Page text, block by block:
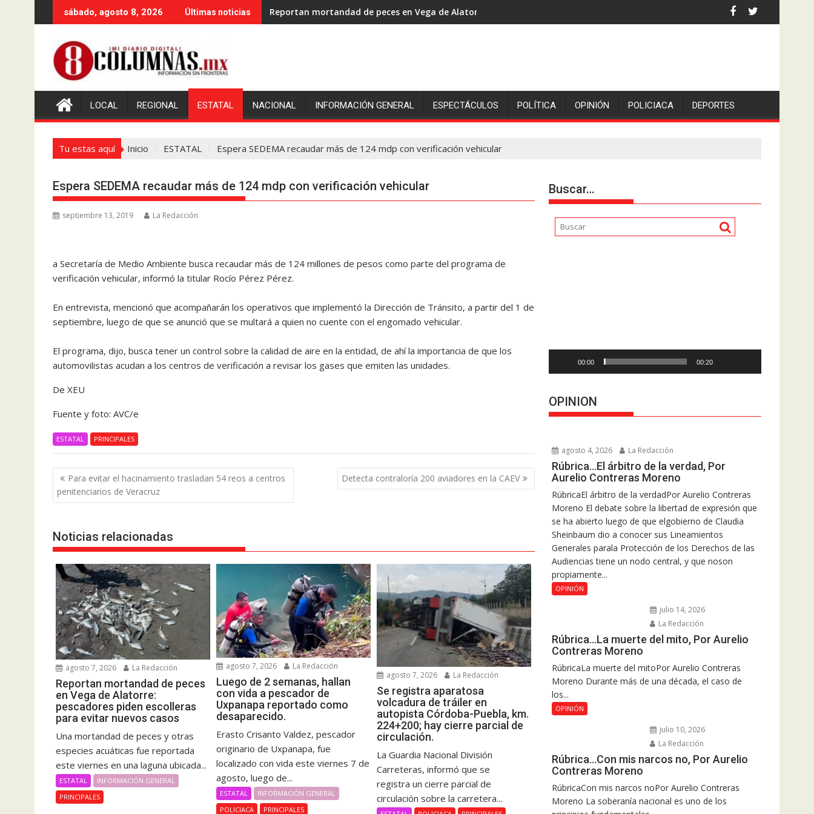
al
sábado, agosto 8, 2026 Últimas noticias Reportan mortandad de peces en Vega de Alatorre: pescadores piden escolleras para evitar nuevos casos
LOCAL REGIONAL ESTATAL NACIONAL INFORMACIÓN GENERAL ESPECTÁCULOS POLÍTICA OPINIÓN POLICIACA DEPORTES
Tu estas aquí Inicio ESTATAL Espera SEDEMA recaudar más de 124 mdp con verificación vehicular
Espera SEDEMA recaudar más de 124 mdp con verificación vehicular
septiembre 13, 2019 La Redacción
a Secretaría de Medio Ambiente busca recaudar más de 124 millones de pesos como parte del programa de
verificación vehicular, informó la titular Rocío Pérez Pérez.
En entrevista, mencionó que acompañarán los operativos que implementó la Dirección de Tránsito, a partir del 1 de
septiembre, luego de que se anunció que se multará a quien no cuente con el engomado vehicular.
El programa, dijo, busca tener un control sobre la calidad de aire en la entidad, de ahí la importancia de que los
automovilistas acudan a los centros de verificación a revisar los gases que emiten las unidades.
De XEU
Fuente y foto: AVC/e
ESTATAL PRINCIPALES
Navegación
de
entradas
Para evitar el hacinamiento trasladan 54 reos a centros
penitenciarios de Veracruz
Detecta contraloría 200 aviadores en la CAEV
Noticias relacionadas
agosto 7, 2026 La Redacción
Reportan mortandad de peces
en Vega de Alatorre:
pescadores piden escolleras
para evitar nuevos casos
Una mortandad de peces y otras
especies acuáticas fue reportada
este viernes en una laguna ubicada...
ESTATAL
INFORMACIÓN GENERAL
PRINCIPALES
agosto 7, 2026 La Redacción
Luego de 2 semanas, hallan
con vida a pescador de
Uxpanapa reportado como
desaparecido.
Erasto Crisanto Valdez, pescador
originario de Uxpanapa, fue
localizado con vida este viernes 7 de
agosto, luego de...
ESTATAL
INFORMACIÓN GENERAL
POLICIACA
PRINCIPALES
agosto 7, 2026 La Redacción
Se registra aparatosa
volcadura de tráiler en
autopista Córdoba-Puebla, km.
224+200; hay cierre parcial de
circulación.
La Guardia Nacional División
Carreteras, informó que se
registra un cierre parcial de
circulación sobre la carretera...
Buscar…
00:00 00:20
OPINION
agosto 4, 2026 La Redacción
Rúbrica…El árbitro de la verdad, Por
Aurelio Contreras Moreno
RúbricaEl árbitro de la verdadPor Aurelio Contreras
Moreno El debate sobre la libertad de expresión que
se ha abierto luego de que elgobierno de Claudia
Sheinbaum dio a conocer sus Lineamientos
Generales parala Protección de los Derechos de las
Audiencias tiene un nodo central, y que noson
propiamente...
OPINIÓN
julio 14, 2026
La Redacción
Rúbrica…La muerte del mito, Por Aurelio
Contreras Moreno
RúbricaLa muerte del mitoPor Aurelio Contreras
Moreno Durante más de una década, el caso de
los...
OPINIÓN
julio 10, 2026
La Redacción
Rúbrica…Con mis narcos no, Por Aurelio
Contreras Moreno
RúbricaCon mis narcos noPor Aurelio Contreras
Moreno La soberanía nacional es uno de los